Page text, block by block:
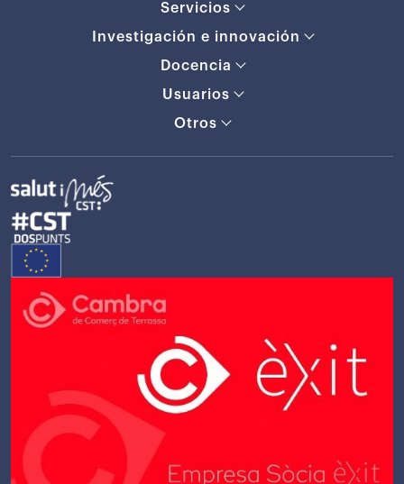
Servicios
Investigación e innovación
Docencia
Usuarios
Otros